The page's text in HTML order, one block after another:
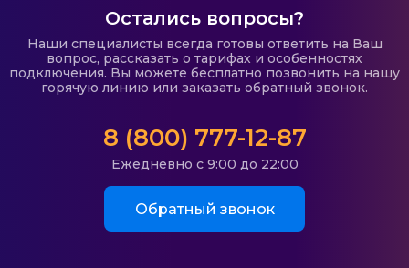
Остались вопросы?
Наши специалисты всегда готовы ответить на Ваш
вопрос, рассказать о тарифах и особенностях
подключения. Вы можете бесплатно позвонить на нашу
горячую линию или заказать обратный звонок.
8 (800) 777-12-87
Ежедневно с 9:00 до 22:00
Обратный звонок